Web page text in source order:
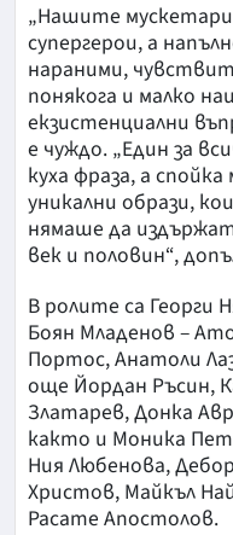
„Нашите
супергерои, а
нараними,
понякога и малко
екзистенциални
е чуждо. „Един за
куха фраза, а
уникални образи,
нямаше да
век и половин“,
В ролите са Георги
Боян Младенов –
Портос, Анатоли
още Йордан Ръсин,
Златарев, Донка
както и Моника
Ния Любенова,
Христов, Майкъл
Расате Апостолов.